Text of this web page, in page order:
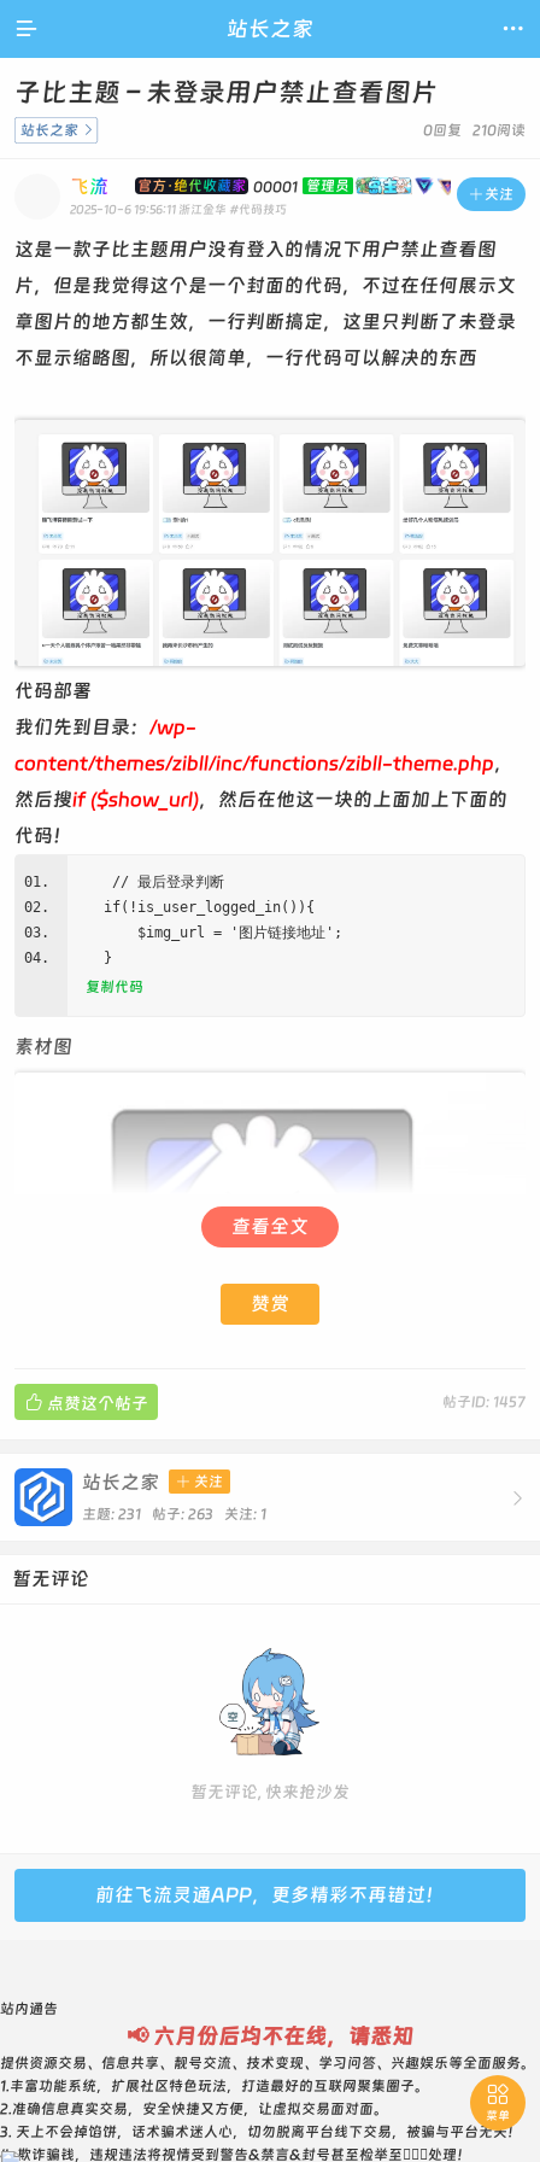
 站长之家 
子比主题 – 未登录用户禁止查看图片
0回复 210阅读
站长之家 
 关注
飞流 官方·绝代收藏家 00001 管理员
2025-10-6 19:56:11 浙江金华 #代码技巧
这是一款子比主题用户没有登入的情况下用户禁止查看图
片，但是我觉得这个是一个封面的代码，不过在任何展示文
章图片的地方都生效，一行判断搞定，这里只判断了未登录
不显示缩略图，所以很简单，一行代码可以解决的东西
代码部署
我们先到目录： /wp-
content/themes/zibll/inc/functions/zibll-theme.php，
然后搜if ($show_url)，然后在他这一块的上面加上下面的
代码！
// 最后登录判断
if(!is_user_logged_in()){
$img_url = '图片链接地址';
}
复制代码
素材图
查看全文
赞赏
帖子ID: 1457
 点赞这个帖子

站长之家  关注
主题: 231 帖子: 263 关注: 1
暂无评论
暂无评论, 快来抢沙发
前往飞流灵通APP，更多精彩不再错过！

菜单
站内通告
📢 六月份后均不在线，请悉知
提供资源交易、信息共享、靓号交流、技术变现、学习问答、兴趣娱乐等全面服务。
1.丰富功能系统，扩展社区特色玩法，打造最好的互联网聚集圈子。
2.准确信息真实交易，安全快捷又方便，让虚拟交易面对面。
3. 天上不会掉馅饼，话术骗术迷人心，切勿脱离平台线下交易，被骗与平台无关！
4. 欺诈骗钱，违规违法将视情受到警告&禁言&封号甚至检举至👮🏻‍♀️处理！